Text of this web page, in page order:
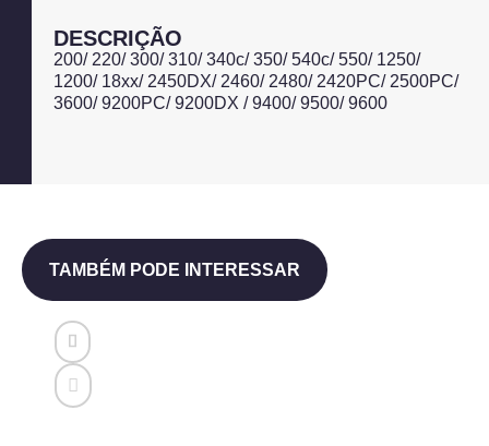
DESCRIÇÃO
200/ 220/ 300/ 310/ 340c/ 350/ 540c/ 550/ 1250/
1200/ 18xx/ 2450DX/ 2460/ 2480/ 2420PC/ 2500PC/
3600/ 9200PC/ 9200DX / 9400/ 9500/ 9600
TAMBÉM PODE INTERESSAR